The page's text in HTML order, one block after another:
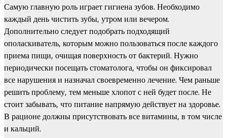
Самую главную роль играет гигиена зубов. Необходимо
каждый день чистить зубы, утром или вечером.
Дополнительно следует подобрать подходящий
ополаскиватель, которым можно пользоваться после каждого
приема пищи, очищая поверхность от бактерий. Нужно
периодически посещать стоматолога, чтобы он фиксировал
все нарушения и назначал своевременно лечение. Чем раньше
решить проблему, тем меньше хлопот с ней будет после. Не
стоит забывать, что питание напрямую действует на здоровье.
В рационе должны присутствовать все витамины, в том числе
и кальций.